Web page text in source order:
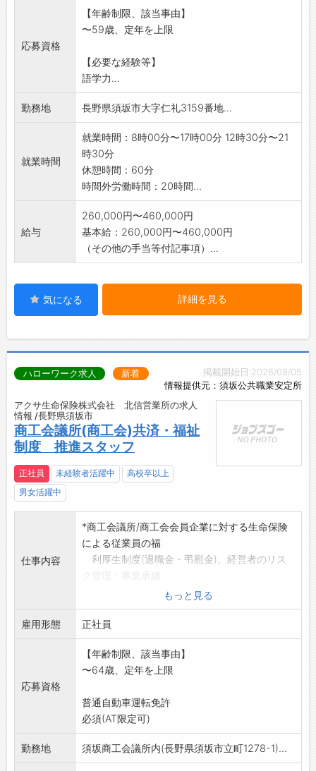
【研修制度・ステップアップ】
当社の製品の特徴など、セールスポイントを社
ただきます。
個人差はありますが、約1年を目安に独り立ちを
【変更の範囲】
企業の定める業務
じた心のサービスが
求められています。知識よりも、経験より
いる心の優しさ、温かさを私達は大切にしま
す。それこそが最高
のサービスであると考えているからです。
*木の香あふれる静寂な緑の中、出逢いが心に安
うな優しいふるさとの宿を創造するために、
私達と一緒に働いて
みませんか。自分らしさを生かせる職場をと
考えている方、人生
の時を大切に送りたいと思っている方、お待
ちしています。
応募資格
【年齢制限、該当事由】
〜59歳、定年を上限
【必要な経験等】
語学力...
勤務地 長野県須坂市大字仁礼3159番地...
就業時間
就業時間：8時00分〜17時00分 12時30分〜21
時30分
休憩時間：60分
時間外労働時間：20時間...
給与
260,000円〜460,000円
基本給：260,000円〜460,000円
（その他の手当等付記事項）...
気になる 詳細を見る
掲載開始日:2026/08/05
情報提供元：須坂公共職業安定所
ハローワーク求人 新着
アクサ生命保険株式会社 北信営業所の求人
情報 /長野県須坂市
商工会議所(商工会)共済・福祉
制度 推進スタッフ
正社員 未経験者活躍中
高校卒以上
男女活躍中
仕事内容
*商工会議所/商工会会員企業に対する生命保険
による従業員の福
利厚生制度(退職金・弔慰金)、経営者のリス
のコンサルティング営業
*個人のライフマネジメントに基づく、資産形成
などのアドバイス
や保険設計
※「ライフマネジメント」はアクサ生命保険株
式会社の登録商標で
※アクサ生命は長野県と健康経営に関する連携
協定を締結してお
り、健康経営アドバイザーとして健康経営の
啓蒙活動と宣言企業
もっと見る
雇用形態 正社員
応募資格
【年齢制限、該当事由】
〜64歳、定年を上限
普通自動車運転免許
必須(AT限定可)
勤務地 須坂商工会議所内(長野県須坂市立町1278-1)...